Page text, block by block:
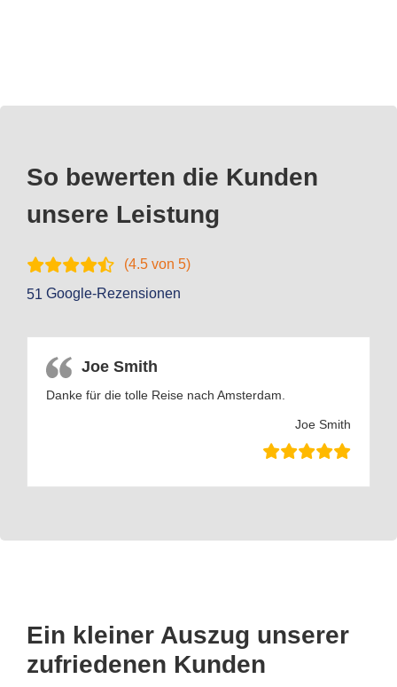
So bewerten die Kunden
unsere Leistung
(4.5 von 5)
51 Google-Rezensionen
Joe Smith
Danke für die tolle Reise nach Amsterdam.
Joe Smith
Ein kleiner Auszug unserer
zufriedenen Kunden